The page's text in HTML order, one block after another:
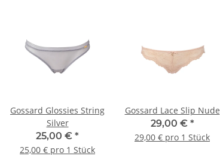
Gossard Glossies String
Silver
25,00 € *
25,00 € pro 1 Stück
Gossard Lace Slip Nude
29,00 € *
29,00 € pro 1 Stück